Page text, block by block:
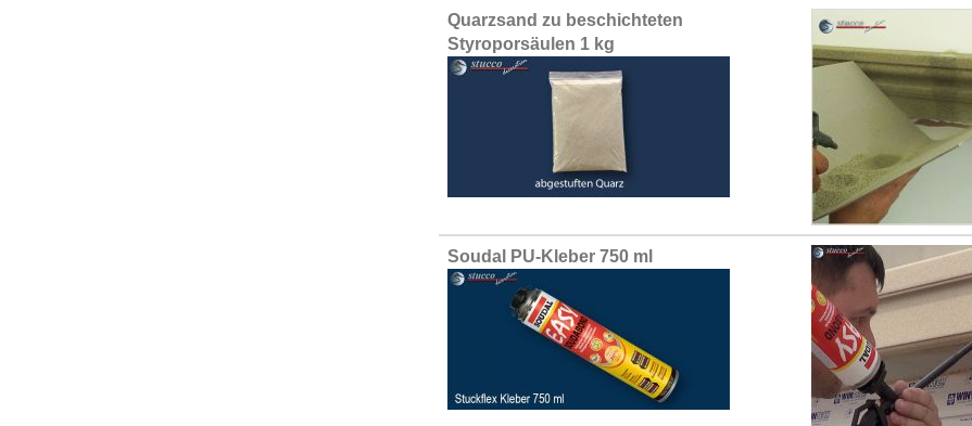
Quarzsand zu beschichteten
Styroporsäulen 1 kg
Soudal PU-Kleber 750 ml